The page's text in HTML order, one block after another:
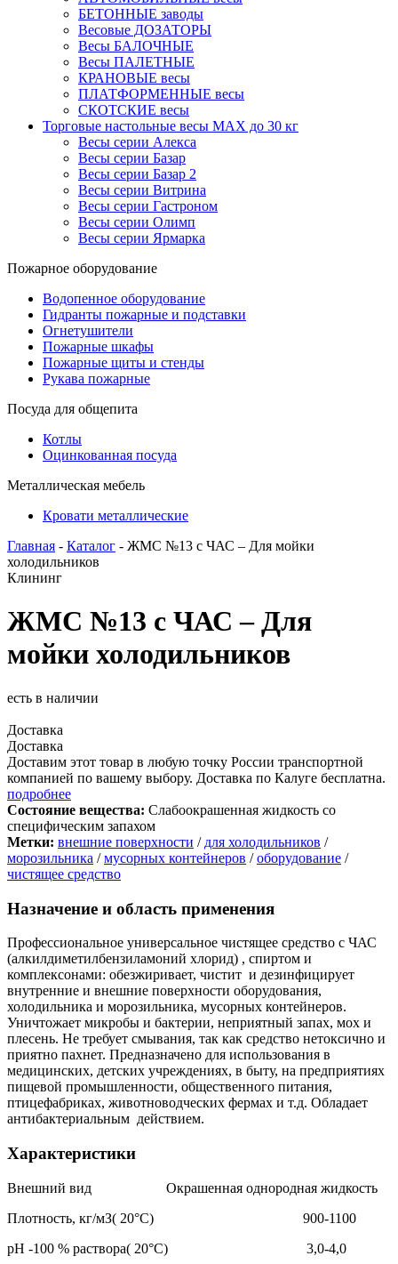
БЕТОННЫЕ заводы
Весовые ДОЗАТОРЫ
Весы БАЛОЧНЫЕ
Весы ПАЛЕТНЫЕ
КРАНОВЫЕ весы
ПЛАТФОРМЕННЫЕ весы
СКОТСКИЕ весы
Торговые настольные весы MAX до 30 кг
Весы серии Алекса
Весы серии Базар
Весы серии Базар 2
Весы серии Витрина
Весы серии Гастроном
Весы серии Олимп
Весы серии Ярмарка
Пожарное оборудование
Водопенное оборудование
Гидранты пожарные и подставки
Огнетушители
Пожарные шкафы
Пожарные щиты и стенды
Рукава пожарные
Посуда для общепита
Котлы
Оцинкованная посуда
Металлическая мебель
Кровати металлические
Главная - Каталог - ЖМС №13 с ЧАС – Для мойки
холодильников
Клининг
ЖМС №13 с ЧАС – Для
мойки холодильников
есть в наличии
Доставка
Доставка
Доставим этот товар в любую точку России транспортной
компанией по вашему выбору. Доставка по Калуге бесплатна.
подробнее
Состояние вещества: Слабоокрашенная жидкость со
специфическим запахом
Метки: внешние поверхности / для холодильников /
морозильника /мусорных контейнеров /оборудование /
чистящее средство
Назначение и область применения
Профессиональное универсальное чистящее средство с ЧАС
(алкилдиметилбензиламоний хлорид) , спиртом и
комплексонами: обезжиривает, чистит и дезинфицирует
внутренние и внешние поверхности оборудования,
холодильника и морозильника, мусорных контейнеров.
Уничтожает микробы и бактерии, неприятный запах, мох и
плесень. Не требует смывания, так как средство нетоксично и
приятно пахнет. Предназначено для использования в
медицинских, детских учреждениях, в быту, на предприятиях
пищевой промышленности, общественного питания,
птицефабриках, животноводческих фермах и т.д. Обладает
антибактериальным действием.
Характеристики
Внешний вид Окрашенная однородная жидкость
Плотность, кг/мЗ( 20°С) 900-1100
рН -100 % раствора( 20°С) 3,0-4,0